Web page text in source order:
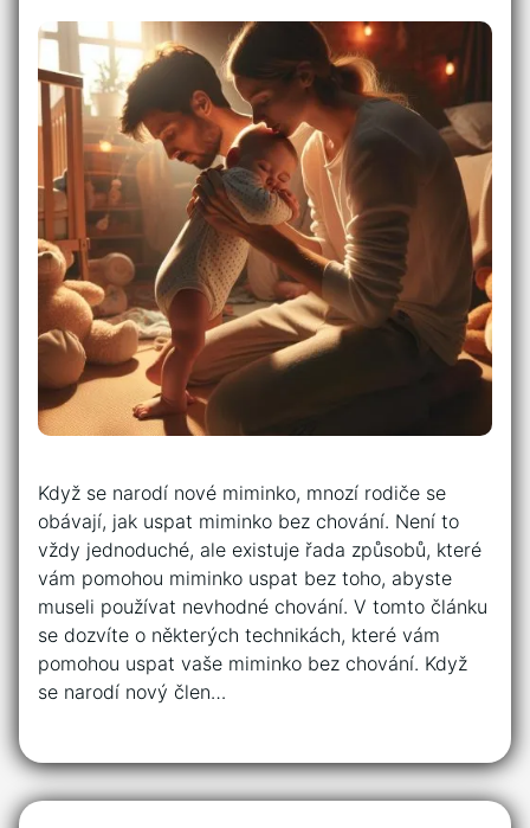
Když se narodí nové miminko, mnozí rodiče se
obávají, jak uspat miminko bez chování. Není to
vždy jednoduché, ale existuje řada způsobů, které
vám pomohou miminko uspat bez toho, abyste
museli používat nevhodné chování. V tomto článku
se dozvíte o některých technikách, které vám
pomohou uspat vaše miminko bez chování. Když
se narodí nový člen…